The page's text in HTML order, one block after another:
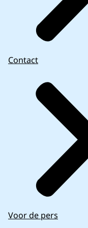
Contact
Voor de pers